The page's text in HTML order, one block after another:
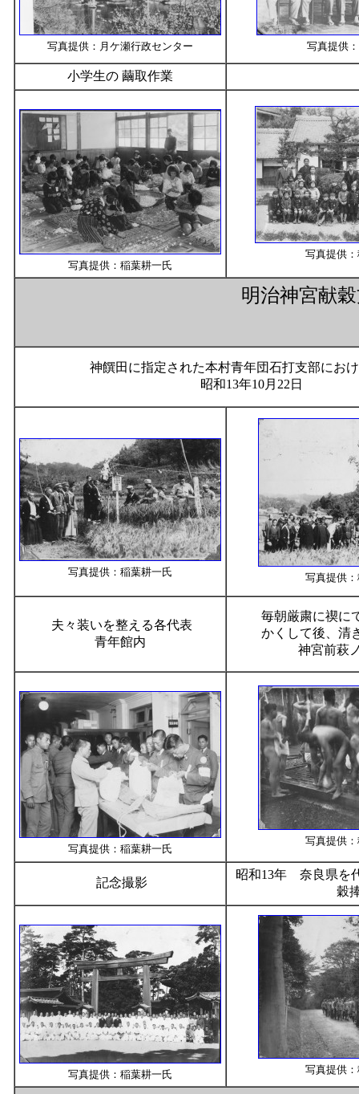
写真提供：月ケ瀬行政センター 写真提供
小学生の 繭取作業
写真提供：稲葉耕一氏
写真提供
明治神宮献
神饌田に指定された本村青年団石打支部にお
昭和13年10月22日
写真提供：稲葉耕一氏 写真提供
夫々装いを整える各代表
青年館内
毎朝厳粛に禊に
かくして後、清
神宮前萩
写真提供：稲葉耕一氏
写真提供
記念撮影
昭和13年 奈良県を
穀
写真提供：稲葉耕一氏 写真提供